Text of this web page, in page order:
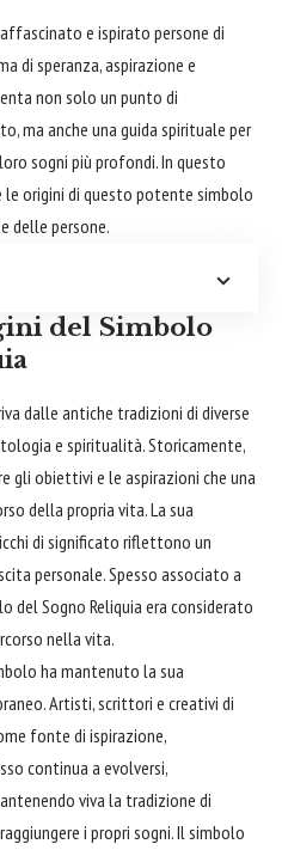
e ispirato persone di
di speranza, aspirazione e
non solo un punto di
ma anche una guida spirituale per
sogni più profondi. In questo
origini di questo potente simbolo
delle persone.
del Simbolo
dalle antiche tradizioni di diverse
e spiritualità. Storicamente,
gli obiettivi e le aspirazioni che una
della propria vita. La sua
di significato riflettono un
personale. Spesso associato a
del Sogno Reliquia era considerato
nella vita.
ha mantenuto la sua
Artisti, scrittori e creativi di
fonte di ispirazione,
continua a evolversi,
viva la tradizione di
i propri sogni. Il simbolo